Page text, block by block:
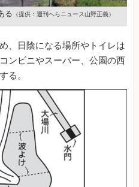
る （提供：週刊へらニュース山野正義）
、日陰になる場所やトイレは
ンビニやスーパー、公園の西
る。